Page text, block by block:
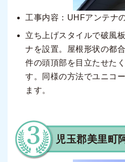
工事内容：UHFアンテナ
立ち上げスタイルで破風
ナを設置。屋根形状の都
件の頭頂部を目立たせた
す。同様の方法でユニコ
ます。
児玉郡美里町